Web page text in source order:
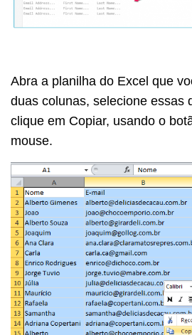
Abra a planilha do Excel que
duas colunas, selecione essas
clique em Copiar, usando o
mouse.